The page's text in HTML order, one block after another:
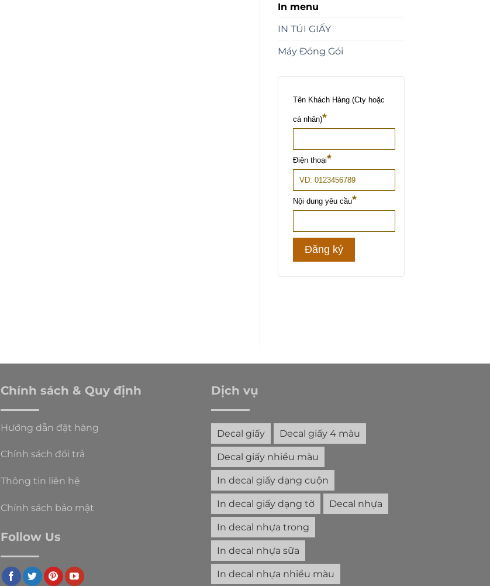
In menu
IN TÚI GIẤY
Máy Đóng Gói
Chính sách & Quy định
Hướng dẫn đặt hàng
Chính sách đổi trả
Thông tin liên hệ
Chính sách bảo mật
Follow Us
Dịch vụ
Decal giấy Decal giấy 4 màu
Decal giấy nhiều màu
In decal giấy dạng cuộn
In decal giấy dạng tờ Decal nhựa
In decal nhựa trong
In decal nhựa sữa
In decal nhựa nhiều màu